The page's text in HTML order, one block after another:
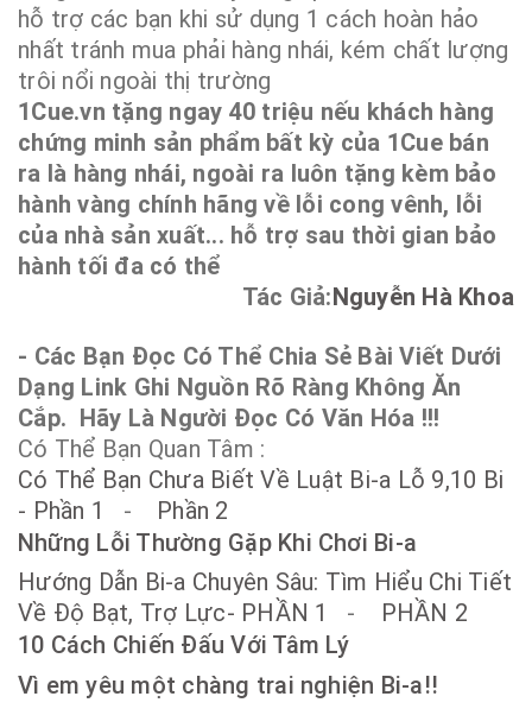
hỗ trợ các bạn khi sử dụng 1 cách hoàn hảo
nhất tránh mua phải hàng nhái, kém chất lượng
trôi nổi ngoài thị trường
1Cue.vn tặng ngay 40 triệu nếu khách hàng
chứng minh sản phẩm bất kỳ của 1Cue bán
ra là hàng nhái, ngoài ra luôn tặng kèm bảo
hành vàng chính hãng về lỗi cong vênh, lỗi
của nhà sản xuất... hỗ trợ sau thời gian bảo
hành tối đa có thể
Tác Giả:Nguyễn Hà Khoa
- Các Bạn Đọc Có Thể Chia Sẻ Bài Viết Dưới
Dạng Link Ghi Nguồn Rõ Ràng Không Ăn
Cắp. Hãy Là Người Đọc Có Văn Hóa !!!
Có Thể Bạn Quan Tâm :
Có Thể Bạn Chưa Biết Về Luật Bi-a Lỗ 9,10 Bi
- Phần 1
- Phần 2
Những Lỗi Thường Gặp Khi Chơi Bi-a
Hướng Dẫn Bi-a Chuyên Sâu: Tìm Hiểu Chi Tiết
Về Độ Bạt, Trợ Lực- PHẦN 1
-
PHẦN 2
10 Cách Chiến Đấu Với Tâm Lý
Vì em yêu một chàng trai nghiện Bi-a!!